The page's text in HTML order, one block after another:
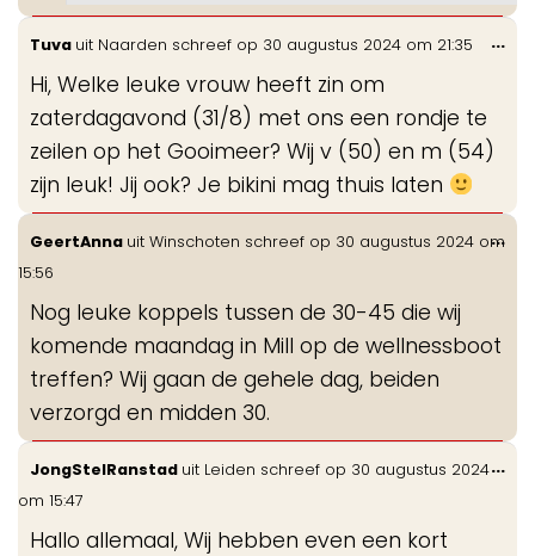
Tuva uit Naarden schreef op 30 augustus 2024 om 21:35
Hi, Welke leuke vrouw heeft zin om
zaterdagavond (31/8) met ons een rondje te
zeilen op het Gooimeer? Wij v (50) en m (54)
zijn leuk! Jij ook? Je bikini mag thuis laten
...
GeertAnna uit Winschoten schreef op 30 augustus 2024 om
15:56
Nog leuke koppels tussen de 30-45 die wij
komende maandag in Mill op de wellnessboot
treffen? Wij gaan de gehele dag, beiden
verzorgd en midden 30.
...
JongStelRanstad uit Leiden schreef op 30 augustus 2024
om 15:47
Hallo allemaal, Wij hebben even een kort
...